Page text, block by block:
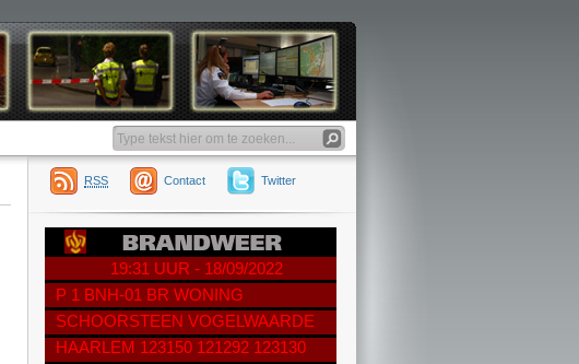
RSS Contact Twitter
19:31 UUR - 18/09/2022
P 1 BNH-01 BR WONING
SCHOORSTEEN VOGELWAARDE
HAARLEM 123150 121292 123130